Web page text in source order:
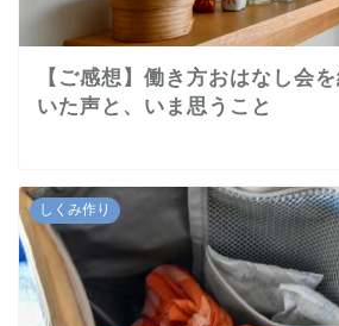
【ご感想】働き方おはなし会
いた声と、いま思うこと
しくみ作り